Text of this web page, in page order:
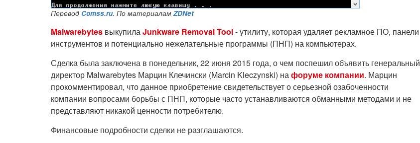
Перевод Comss.ru. По материалам ZDNet
Malwarebytes выкупилаJunkware Removal Tool- утилиту, которая удаляет рекламное ПО, панели
инструментов и потенциально нежелательные программы (ПНП) на компьютерах.
Сделка была заключена в понедельник, 22 июня 2015 года, о чем поспешил объявить генеральный
директор Malwarebytes Марцин Клечински (Marcin Kleczynski) нафоруме компании. Марцин
прокомментировал, что данное приобретение свидетельствует о серьезной озабоченности
компании вопросами борьбы с ПНП, которые часто устанавливаются обманными методами и не
представляют никакой ценности потребителю.
Финансовые подробности сделки не разглашаются.